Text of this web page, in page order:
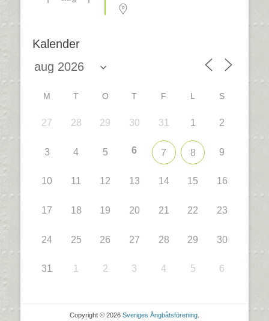
Kalender
M T O T F L S
27 28 29 30 31 1 2
3 4 5 6 7 8 9
10 11 12 13 14 15 16
17 18 19 20 21 22 23
24 25 26 27 28 29 30
31 1 2 3 4 5 6
Copyright © 2026 Sveriges Ångbåtsförening